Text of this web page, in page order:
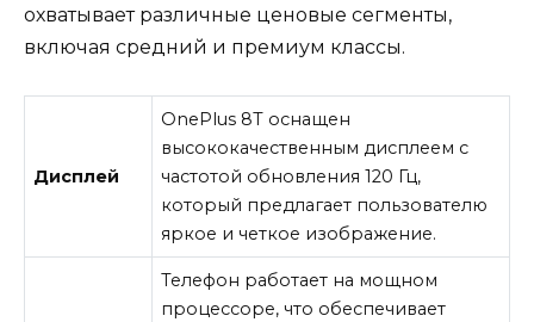
охватывает различные ценовые сегменты,
включая средний и премиум классы.
Дисплей
OnePlus 8T оснащен
высококачественным дисплеем с
частотой обновления 120 Гц,
который предлагает пользователю
яркое и четкое изображение.
Телефон работает на мощном
процессоре, что обеспечивает